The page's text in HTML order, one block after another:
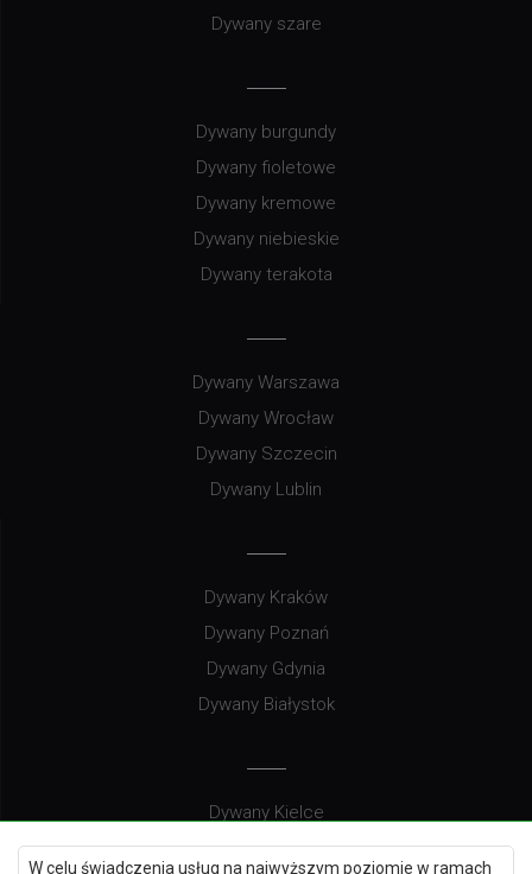
W celu świadczenia usług na najwyższym poziomie w ramach
Dywany szare
Dywany burgundy
Dywany fioletowe
Dywany kremowe
Dywany niebieskie
Dywany terakota
Dywany Warszawa
Dywany Wrocław
Dywany Szczecin
Dywany Lublin
Dywany Kraków
Dywany Poznań
Dywany Gdynia
Dywany Białystok
Dywany Kielce
Dywany Gdańsk